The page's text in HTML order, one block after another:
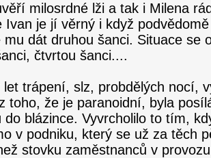
milosrdné lži a tak i Milena
Ivan je jí věrný i když
mu dát druhou šanci. Situace se
čtvrtou šanci....
let trápení, slz, probdělých nocí,
toho, že je paranoidní, byla
do blázince. Vyvrcholilo to tím,
v podniku, který se už za těch
stovku zaměstnanců v